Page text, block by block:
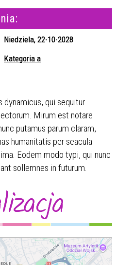
w
Niedziela, 22-10-2028
Kategoria a
qui sequitur
Mirum est notare
putamus parum claram,
humanitatis per seacula
Eodem modo typi, qui nunc
sollemnes in futurum.